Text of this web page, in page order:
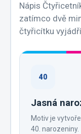
Nápis
zatímco dvě
čtyřicítku
40
Jasná
Motiv je
40. narozeniny.